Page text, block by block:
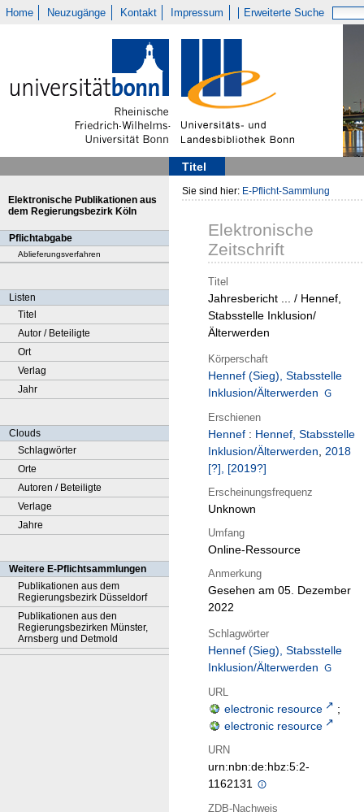
Home Neuzugänge Kontakt Impressum Erweiterte Suche
Titel
Elektronische Publikationen aus
dem Regierungsbezirk Köln
Pflichtabgabe
Ablieferungsverfahren
Listen
Titel
Autor / Beteiligte
Ort
Verlag
Jahr
Clouds
Schlagwörter
Orte
Autoren / Beteiligte
Verlage
Jahre
Weitere E-Pflichtsammlungen
Publikationen aus dem
Regierungsbezirk Düsseldorf
Publikationen aus den
Regierungsbezirken Münster,
Arnsberg und Detmold
Sie sind hier: E-Pflicht-Sammlung
Elektronische
Zeitschrift
Titel
Jahresbericht ... / Hennef,
Stabsstelle Inklusion/
Älterwerden
Körperschaft
Hennef (Sieg), Stabsstelle
Inklusion/Älterwerden
Erschienen
Hennef : Hennef, Stabsstelle
Inklusion/Älterwerden, 2018
[?], [2019?]
Erscheinungsfrequenz
Unknown
Umfang
Online-Ressource
Anmerkung
Gesehen am 05. Dezember
2022
Schlagwörter
Hennef (Sieg), Stabsstelle
Inklusion/Älterwerden
URL
electronic resource
;
electronic resource
URN
urn:nbn:de:hbz:5:2-
1162131
ZDB-Nachweis